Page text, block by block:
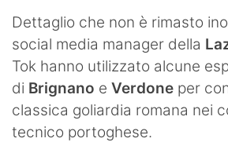
Dettaglio che non è rimasto
social media manager della
Tok hanno utilizzato alcune
di Brignano e Verdone per
classica goliardia romana nei
tecnico portoghese.